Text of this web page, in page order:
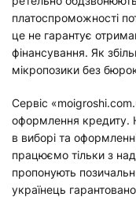
платоспроможності
це не гарантує
фінансування. Як
мікропозики без
Сервіс
оформлення кредиту.
в виборі та
працюємо тільки з
пропонують
українець